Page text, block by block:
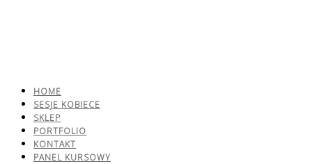
HOME
SESJE KOBIECE
SKLEP
PORTFOLIO
KONTAKT
PANEL KURSOWY